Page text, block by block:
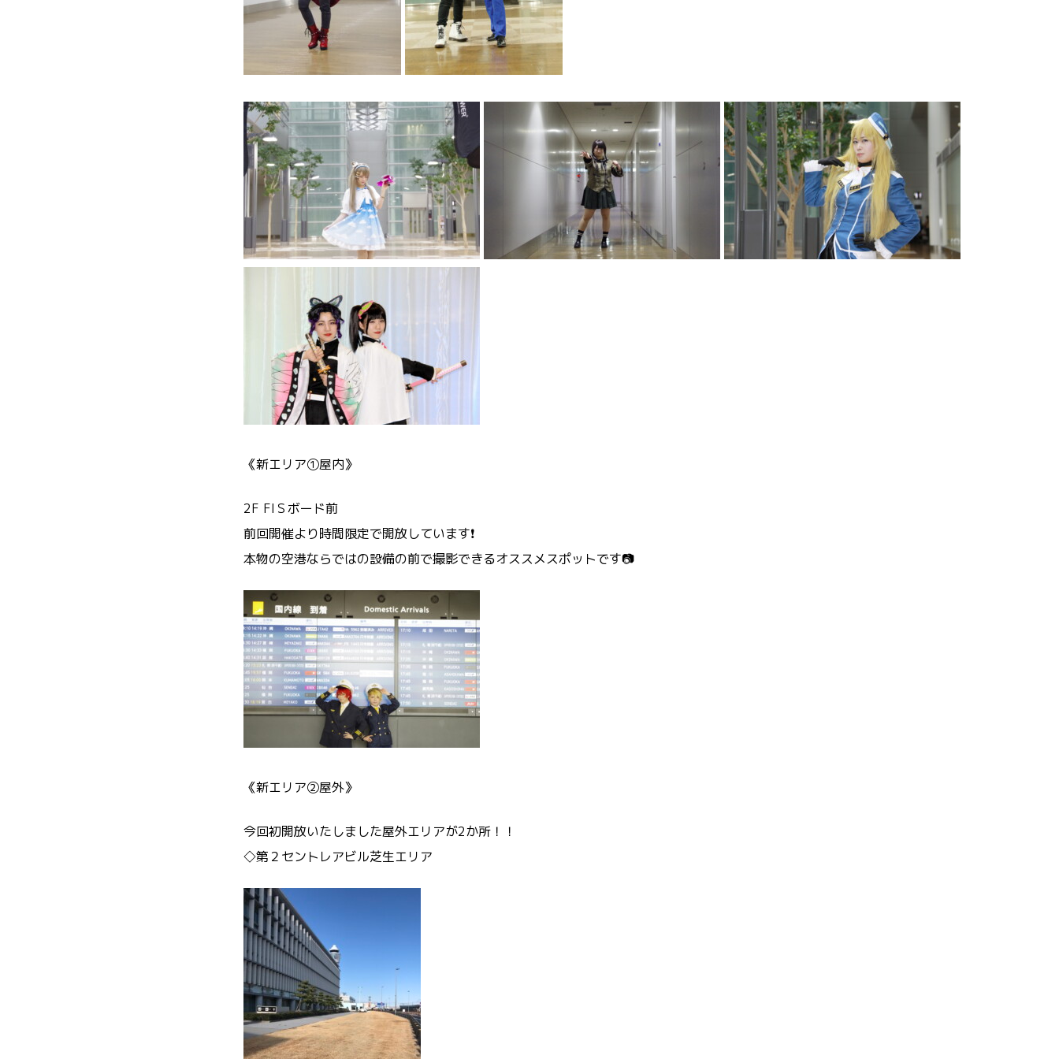
《新エリア①屋内》
2F FIＳボード前
前回開催より時間限定で開放しています❗
本物の空港ならではの設備の前で撮影できるオススメスポットです📷
《新エリア②屋外》
今回初開放いたしました屋外エリアが2か所！！
◇第２セントレアビル芝生エリア